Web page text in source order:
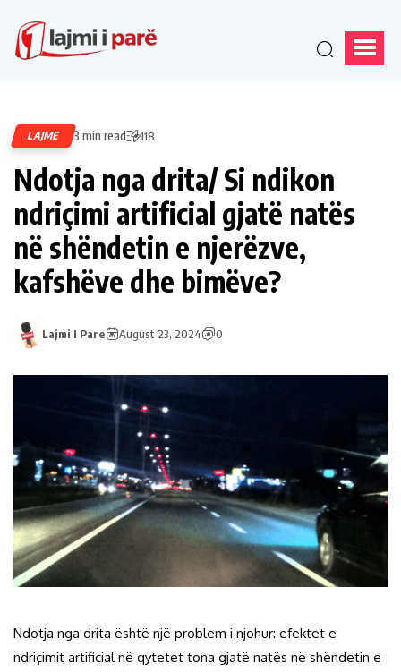
LAJME 3 min read 118
Ndotja nga drita/ Si ndikon
ndriçimi artificial gjatë natës
në shëndetin e njerëzve,
kafshëve dhe bimëve?
Lajmi I Pare August 23, 2024 0
Ndotja nga drita është një problem i njohur: efektet e
ndriçimit artificial në qytetet tona gjatë natës në shëndetin e